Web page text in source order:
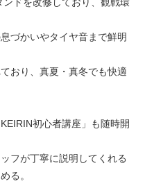
づかいやタイヤ音まで鮮明
おり、真夏・真冬でも快適
初心者講座」も随時開
フが丁寧に説明してくれる
る。